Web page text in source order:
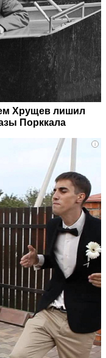
Хрущев лишил
Порккала
i